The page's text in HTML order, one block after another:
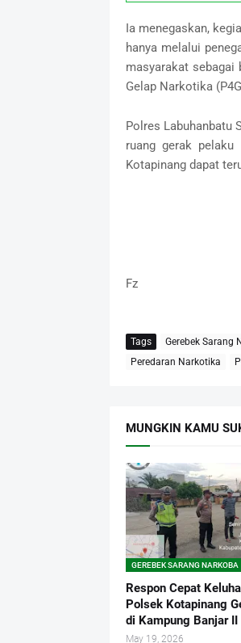
Ia menegaskan,
hanya melalui
masyarakat sebagai
Gelap Narkotika
Polres Labuhanbatu
ruang gerak pelaku
Kotapinang dapat
Fz
Tags Gerebek Sarang
Peredaran Narkotika
MUNGKIN KAMU
GEREBEK SARANG NARKOBA
Respon Cepat
Polsek Kotapinang
di Kampung Banjar II
May 19, 2026